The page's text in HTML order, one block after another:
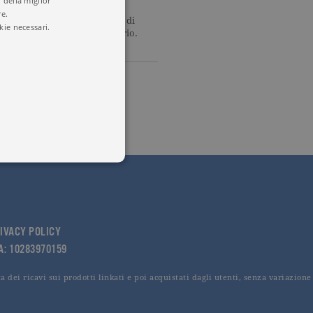
scritte da politici o uomini di
o autoassolutorio.
POLICY
10283970159
dei ricavi sui prodotti linkati e poi acquistati dagli utenti, senza variazione
necessari.
condizioni previste dal
un valore univoco
delle visualizzazioni